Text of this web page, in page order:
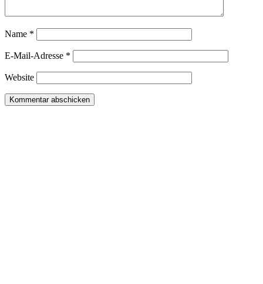
Name *
E-Mail-Adresse *
Website